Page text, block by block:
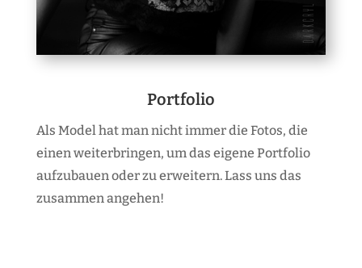
Portfolio
Als Model hat man nicht immer die Fotos, die
einen weiterbringen, um das eigene Portfolio
aufzubauen oder zu erweitern. Lass uns das
zusammen angehen!